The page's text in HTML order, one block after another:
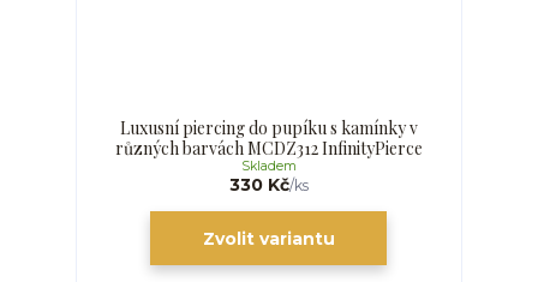
Luxusní piercing do pupíku s kamínky v
různých barvách MCDZ312 InfinityPierce
330 Kč/ks
Skladem
Zvolit variantu